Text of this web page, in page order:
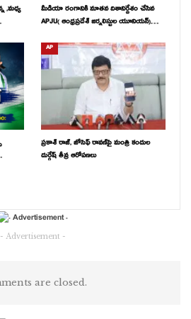
,మధ్య
మీడియా రంగానికి నూతన దిశానిర్దేశం చేసిన
APJU( ఆంధ్రప్రదేశ్ జర్నలిస్టుల యూనియన్)…
AP
ప్రకాశ్ రాజ్, జోసెఫ్ రావణ్‌పై మంత్రి కందుల
దుర్గేష్ తీవ్ర ఆరోపణలు
- Advertisement -
are closed.